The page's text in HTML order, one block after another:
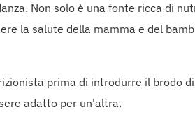
Non solo è una fonte ricca di
la salute della mamma e del
prima di introdurre il brodo
adatto per un'altra.